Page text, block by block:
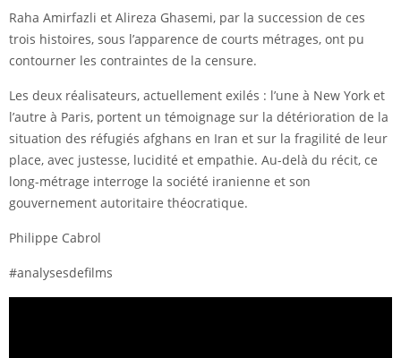
Raha Amirfazli et Alireza Ghasemi, par la succession de ces
trois histoires, sous l’apparence de courts métrages, ont pu
contourner les contraintes de la censure.
Les deux réalisateurs, actuellement exilés : l’une à New York et
l’autre à Paris, portent un témoignage sur la détérioration de la
situation des réfugiés afghans en Iran et sur la fragilité de leur
place, avec justesse, lucidité et empathie. Au-delà du récit, ce
long-métrage interroge la société iranienne et son
gouvernement autoritaire théocratique.
Philippe Cabrol
#analysesdefilms